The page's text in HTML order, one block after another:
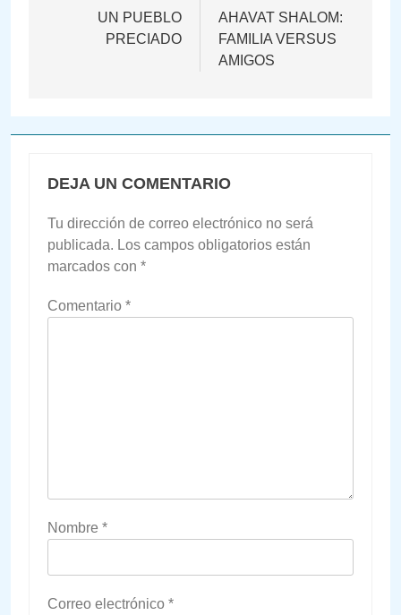
UN PUEBLO
PRECIADO
AHAVAT SHALOM:
FAMILIA VERSUS
AMIGOS
DEJA UN COMENTARIO
Tu dirección de correo electrónico no será
publicada. Los campos obligatorios están
marcados con *
Comentario *
Nombre *
Correo electrónico *